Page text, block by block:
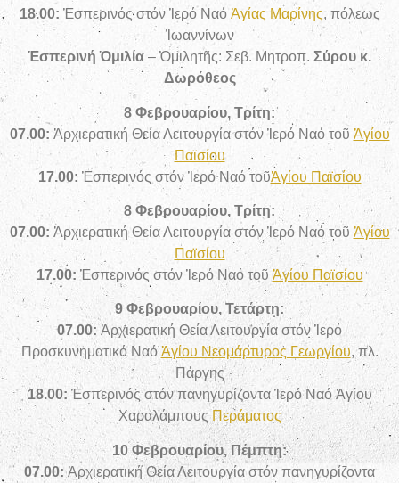
18.00: Ἑσπερινόςστόν Ἱερό Ναό Ἁγίας Μαρίνης, πόλεως
Ἰωαννίνων
Ἑσπερινή Ὁμιλία– Ὁμιλητῆς: Σεβ. Μητροπ. Σύρου κ.
Δωρόθεος
8 Φεβρουαρίου, Τρίτη:
07.00: Ἀρχιερατική Θεία Λειτουργία στόν Ἱερό Ναό τοῦ Ἁγίου
Παϊσίου
17.00: Ἑσπερινός στόν Ἱερό Ναό τοῦἉγίου Παϊσίου
8 Φεβρουαρίου, Τρίτη:
07.00: Ἀρχιερατική Θεία Λειτουργία στόν Ἱερό Ναό τοῦ Ἁγίου
Παϊσίου
17.00: Ἑσπερινός στόν Ἱερό Ναό τοῦ Ἁγίου Παϊσίου
9 Φεβρουαρίου, Τετάρτη:
07.00:Ἀρχιερατική Θεία Λειτουργία στόν Ἱερό
Προσκυνηματικό ΝαόἉγίου Νεομάρτυρος Γεωργίου, πλ.
Πάργης
18.00: Ἑσπερινός στόν πανηγυρίζοντα Ἱερό Ναό Ἁγίου
Χαραλάμπους Περάματος
10 Φεβρουαρίου, Πέμπτη:
07.00:Ἀρχιερατική Θεία Λειτουργία στόν πανηγυρίζοντα